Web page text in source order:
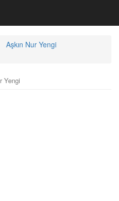
Aşkın Nur Yengi
Yengi